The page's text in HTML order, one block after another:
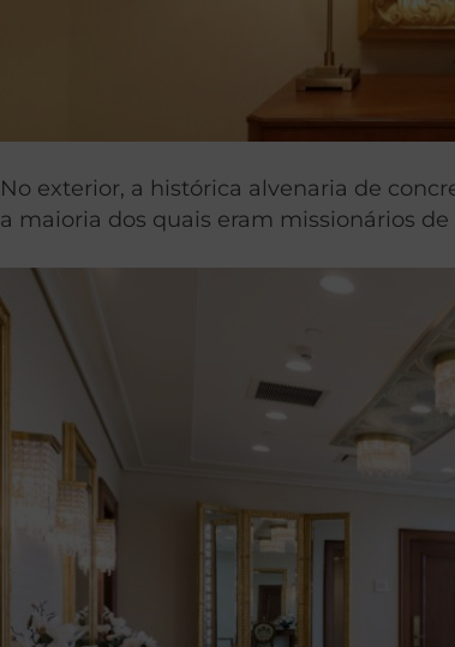
No exterior, a histórica alvenaria de
a maioria dos quais eram missionários